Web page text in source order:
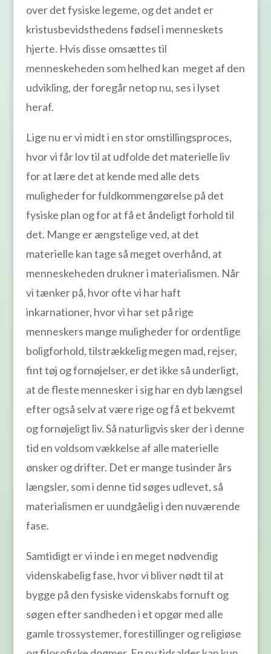
over det fysiske legeme, og det andet er
kristusbevidsthedens fødsel i menneskets
hjerte. Hvis disse omsættes til
menneskeheden som helhed kan meget af den
udvikling, der foregår netop nu, ses i lyset
heraf.
Lige nu er vi midt i en stor omstillingsproces,
hvor vi får lov til at udfolde det materielle liv
for at lære det at kende med alle dets
muligheder for fuldkommengørelse på det
fysiske plan og for at få et åndeligt forhold til
det. Mange er ængstelige ved, at det
materielle kan tage så meget overhånd, at
menneskeheden drukner i materialismen. Når
vi tænker på, hvor ofte vi har haft
inkarnationer, hvor vi har set på rige
menneskers mange muligheder for ordentlige
boligforhold, tilstrækkelig megen mad, rejser,
fint tøj og fornøjelser, er det ikke så underligt,
at de fleste mennesker i sig har en dyb længsel
efter også selv at være rige og få et bekvemt
og fornøjeligt liv. Så naturligvis sker der i denne
tid en voldsom vækkelse af alle materielle
ønsker og drifter. Det er mange tusinder års
længsler, som i denne tid søges udlevet, så
materialismen er uundgåelig i den nuværende
fase.
Samtidigt er vi inde i en meget nødvendig
videnskabelig fase, hvor vi bliver nødt til at
bygge på den fysiske videnskabs fornuft og
søgen efter sandheden i et opgør med alle
gamle trossystemer, forestillinger og religiøse